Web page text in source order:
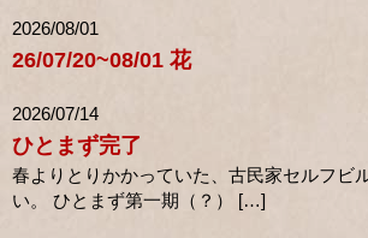
2026/08/01
26/07/20~08/01 花
2026/07/14
ひとまず完了
春よりとりかかっていた、古民家セルフビ
い。 ひとまず第一期（？） […]